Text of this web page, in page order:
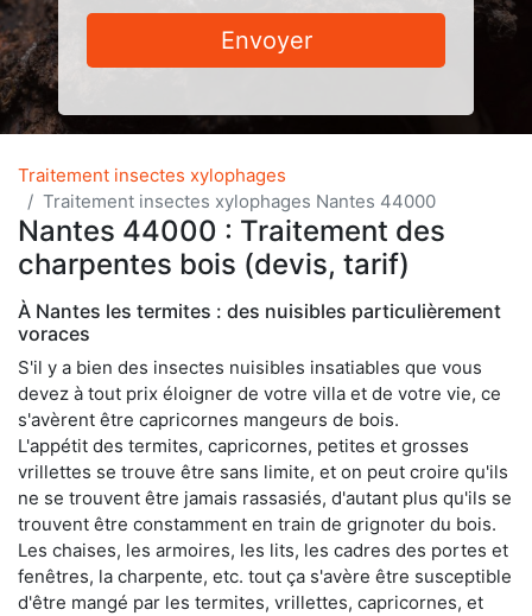
Envoyer
Traitement insectes xylophages
Traitement insectes xylophages Nantes 44000
Nantes 44000 : Traitement des
charpentes bois (devis, tarif)
À Nantes les termites : des nuisibles particulièrement
voraces
S'il y a bien des insectes nuisibles insatiables que vous
devez à tout prix éloigner de votre villa et de votre vie, ce
s'avèrent être capricornes mangeurs de bois.
L'appétit des termites, capricornes, petites et grosses
vrillettes se trouve être sans limite, et on peut croire qu'ils
ne se trouvent être jamais rassasiés, d'autant plus qu'ils se
trouvent être constamment en train de grignoter du bois.
Les chaises, les armoires, les lits, les cadres des portes et
fenêtres, la charpente, etc. tout ça s'avère être susceptible
d'être mangé par les termites, vrillettes, capricornes, et